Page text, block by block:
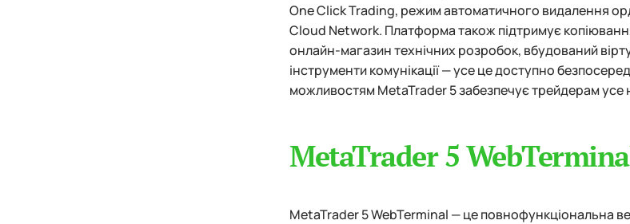
One Click Trading, режим автоматичного видалення
Cloud Network. Платформа також підтримує
онлайн-магазин технічних розробок, вбудований
інструменти комунікації — усе це доступно
можливостям MetaTrader 5 забезпечує трейдерам усе
MetaTrader 5
MetaTrader 5 WebTerminal — це повнофункціональна